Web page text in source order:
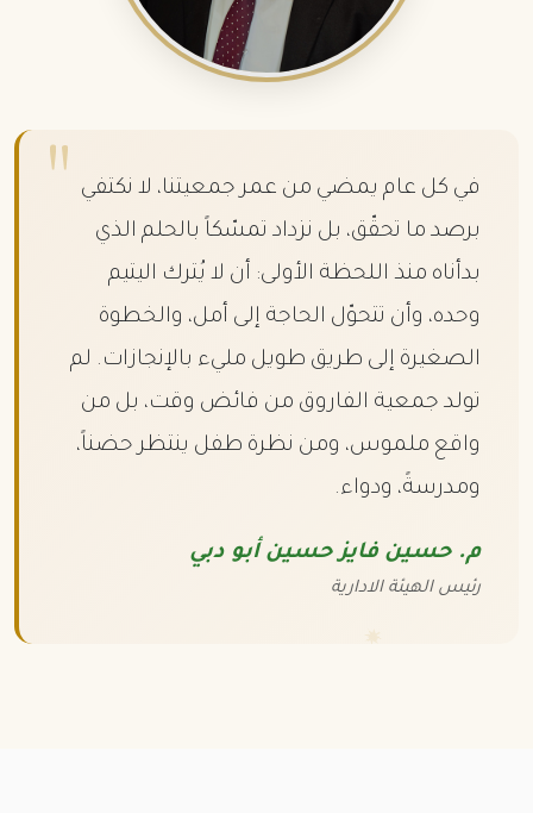
" في كل عام يمضي من عمر جمعيتنا، لا نكتفي
برصد ما تحقّق، بل نزداد تمسّكاً بالحلم الذي
بدأناه منذ اللحظة الأولى: أن لا يُترك اليتيم
وحده، وأن تتحوّل الحاجة إلى أمل، والخطوة
الصغيرة إلى طريق طويل مليء بالإنجازات. لم
تولد جمعية الفاروق من فائض وقت، بل من
واقع ملموس، ومن نظرة طفل ينتظر حضناً،
ومدرسةً، ودواء.
م. حسين فايز حسين أبو دبي
رئيس الهيئة الادارية